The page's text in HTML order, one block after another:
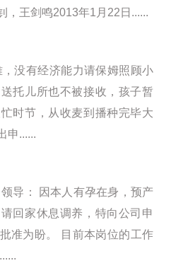
，王剑鸣2013年1月22日......
没有经济能力请保姆照顾小
托儿所也不被接收，孩子暂
时节，从收麦到播种完毕大
申......
导： 因本人有孕在身，预产
回家休息调养，特向公司申
准为盼。 目前本岗位的工作